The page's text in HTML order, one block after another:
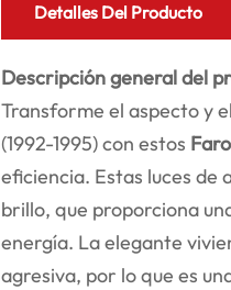
Detalles Del Producto
Descripción general del
Transforme el aspecto y
(1992-1995) con estos
eficiencia. Estas luces de
brillo, que proporciona
energía. La elegante
agresiva, por lo que es